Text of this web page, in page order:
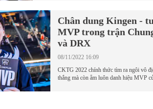
Chân dung Kingen -
MVP trong trận
và DRX
08/11/2022 16:09
CKTG 2022 chính thức tìm ra ngôi vô
thắng mà còn ẵm luôn danh hiệu MVP